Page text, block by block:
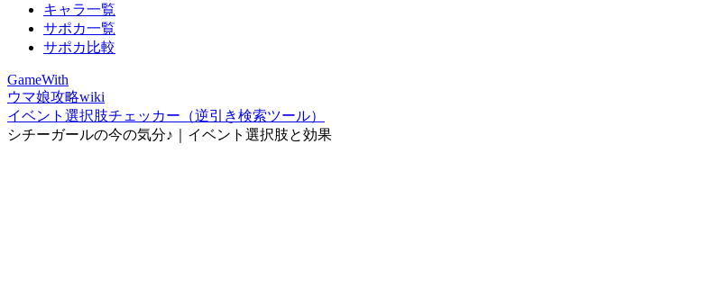
キャラ一覧
サポカ一覧
サポカ比較
GameWith
ウマ娘攻略wiki
イベント選択肢チェッカー（逆引き検索ツール）
シチーガールの今の気分♪｜イベント選択肢と効果